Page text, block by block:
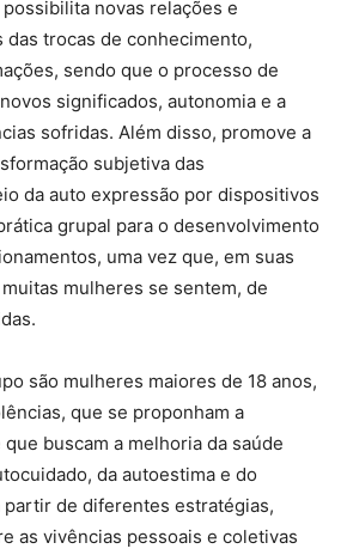
novas relações e
das trocas de conhecimento,
sendo que o processo de
significados, autonomia e a
sofridas. Além disso, promove a
subjetiva das
da auto expressão por dispositivos
grupal para o desenvolvimento
uma vez que, em suas
mulheres se sentem, de
são mulheres maiores de 18 anos,
que se proponham a
buscam a melhoria da saúde
da autoestima e do
de diferentes estratégias,
as vivências pessoais e coletivas